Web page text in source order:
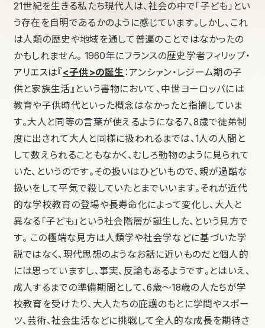
21世紀を生きる私たち現代人は、社会の中で「子ども」とい
う存在を自明であるかのように感じています。しかし、これ
は人類の歴史や地域を通して普遍のことではなかったの
かもしれません。 1960年にフランスの歴史学者フィリップ・
アリエスは『<子供>の誕生：アンシァン・レジーム期の子
供と家族生活』という書物において、中世ヨーロッパには
教育や子供時代といった概念はなかったと指摘していま
す。大人と同等の言葉が使えるようになる7、8歳で徒弟制
度に出されて大人と同様に扱われるまでは、1人の人間と
して数えられることもなかく、むしろ動物のように見られて
いた、というのです。その扱いはひどいもので、親が過酷な
扱いをして平気で殺していたとまでいいます。それが近代
的な学校教育の登場や長寿命化によって変化し、大人と
異なる「子ども」という社会階層が誕生した、という見方で
す。 この極端な見方は人類学や社会学などに基づいた学
説ではなく、現代思想のようなお話に近いものだと個人的
には思っていますし、事実、反論もあるようです。とはいえ、
成人するまでの準備期間として、6歳〜18歳の人たちが学
校教育を受けたり、大人たちの庇護のもとに学問やスポー
ツ、芸術、社会生活などに挑戦して全人的な成長を期待さ